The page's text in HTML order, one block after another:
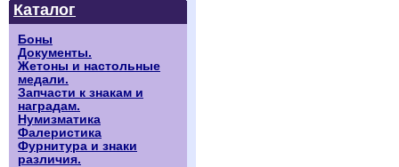
Каталог
Боны
Документы.
Жетоны и настольные
медали.
Запчасти к знакам и
наградам.
Нумизматика
Фалеристика
Фурнитура и знаки
различия.